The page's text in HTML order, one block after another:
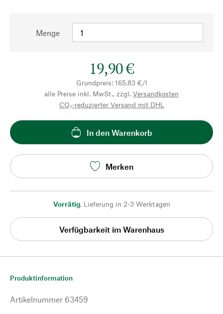
Menge
19,90 €
Grundpreis: 165,83 €/l
alle Preise inkl. MwSt., zzgl. Versandkosten
CO₂-reduzierter Versand mit DHL
In den Warenkorb
Merken
Vorrätig, Lieferung in 2-3 Werktagen
Verfügbarkeit im Warenhaus
Produktinformation
Artikelnummer 63459